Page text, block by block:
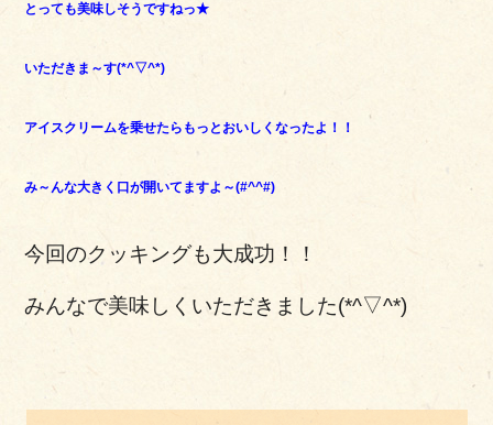
とっても美味しそうですねっ★
いただきま～す(*^▽^*)
アイスクリームを乗せたらもっとおいしくなったよ！！
み～んな大きく口が開いてますよ～(#^^#)
今回のクッキングも大成功！！
みんなで美味しくいただきました(*^▽^*)